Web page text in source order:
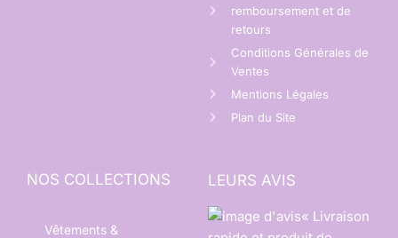
remboursement et de
retours
Conditions Générales de
Ventes
Mentions Légales
Plan du Site
NOS COLLECTIONS
Vêtements &
LEURS AVIS
« Livraison